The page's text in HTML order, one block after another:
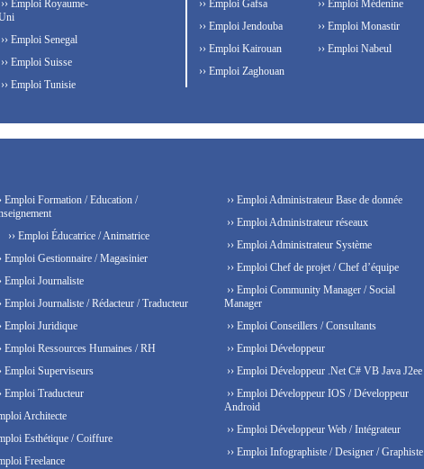
›› Emploi Royaume-
›› Emploi Senegal
›› Emploi Suisse
›› Emploi Tunisie
›› Emploi Gafsa
›› Emploi Jendouba
›› Emploi Kairouan
›› Emploi Médenine
›› Emploi Monastir
›› Emploi Nabeul
›› Emploi Zaghouan
Emploi Formation / Education /
›› Emploi Éducatrice / Animatrice
Emploi Gestionnaire / Magasinier
Emploi Journaliste
Emploi Journaliste / Rédacteur / Traducteur
Emploi Juridique
Emploi Ressources Humaines / RH
Emploi Superviseurs
Emploi Traducteur
Architecte
Esthétique / Coiffure
Freelance
›› Emploi Administrateur Base de donnée
›› Emploi Administrateur réseaux
›› Emploi Administrateur Système
›› Emploi Chef de projet / Chef d’équipe
›› Emploi Community Manager / Social
Manager
›› Emploi Conseillers / Consultants
›› Emploi Développeur
›› Emploi Développeur .Net C# VB Java J2ee
›› Emploi Développeur IOS / Développeur
Android
›› Emploi Développeur Web / Intégrateur
›› Emploi Infographiste / Designer / Graphiste